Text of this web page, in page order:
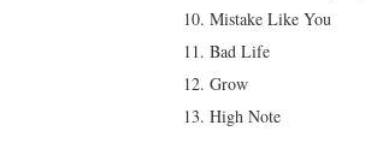
10. Mistake Like You
11. Bad Life
12. Grow
13. High Note